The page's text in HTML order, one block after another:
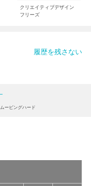
クリエイティブデザイン
フリーズ
履歴を残さない
ービングハード